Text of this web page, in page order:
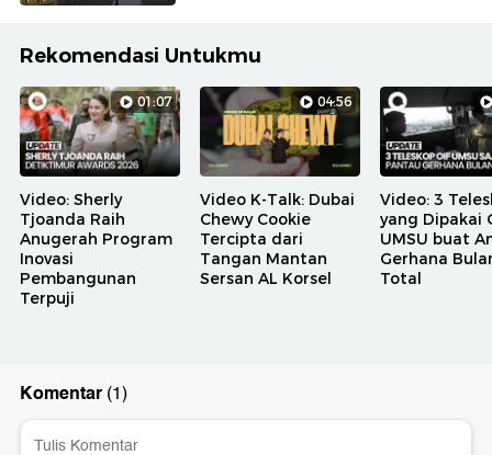
Rekomendasi Untukmu
01:07
Video: Sherly
Tjoanda Raih
Anugerah Program
Inovasi
Pembangunan
Terpuji
04:56
Video K-Talk: Dubai
Chewy Cookie
Tercipta dari
Tangan Mantan
Sersan AL Korsel
Video: 3
yang Dipakai
UMSU buat
Gerhana
Total